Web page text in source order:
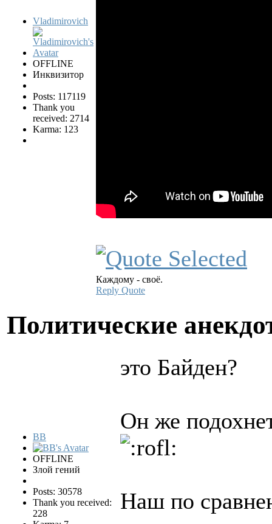
Vladimirovich
OFFLINE
Инквизитор
Posts: 117119
Thank you
received: 2714
Karma: 123
Каждому - своё.
Reply Quote
Политические
BB
OFFLINE
Злой гений
Posts: 30578
Thank you received:
228
это Байден?
Он же
Наш по